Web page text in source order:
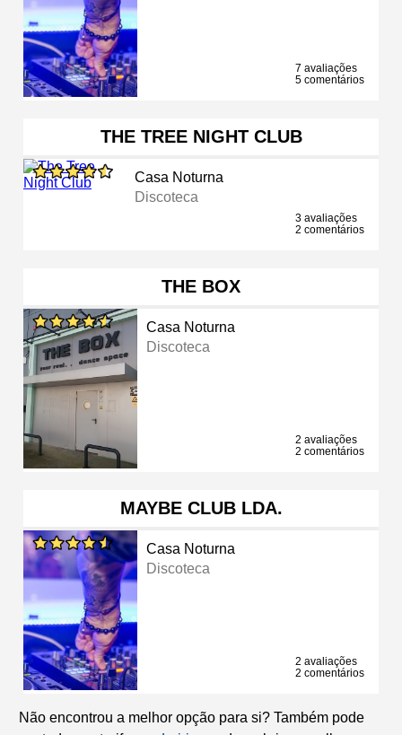
7 avaliações
5 comentários
THE TREE NIGHT CLUB
Casa Noturna
Discoteca
3 avaliações
2 comentários
THE BOX
Casa Noturna
Discoteca
2 avaliações
2 comentários
MAYBE CLUB LDA.
Casa Noturna
Discoteca
2 avaliações
2 comentários
Não encontrou a melhor opção para si? Também pode